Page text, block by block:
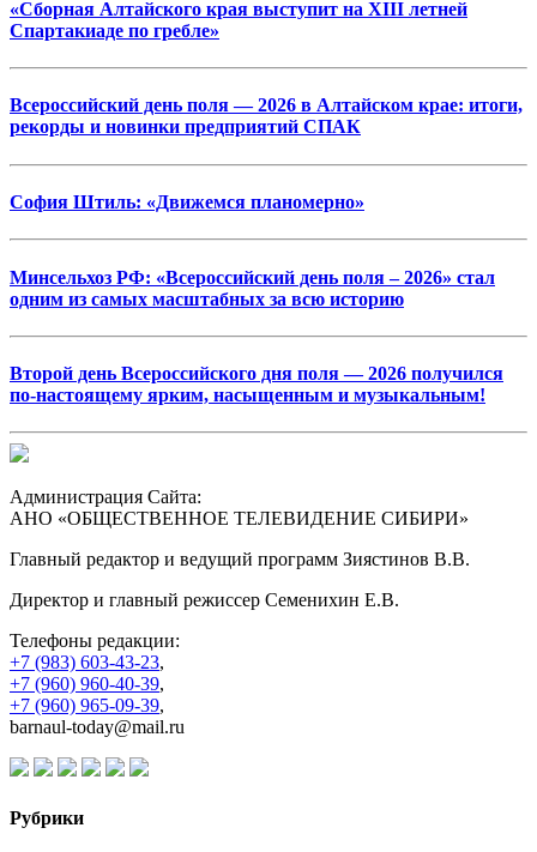
«Сборная Алтайского края выступит на XIII летней
Спартакиаде по гребле»
Всероссийский день поля — 2026 в Алтайском крае: итоги,
рекорды и новинки предприятий СПАК
София Штиль: «Движемся планомерно»
Минсельхоз РФ: «Всероссийский день поля – 2026» стал
одним из самых масштабных за всю историю
Второй день Всероссийского дня поля — 2026 получился
по‑настоящему ярким, насыщенным и музыкальным!
Администрация Сайта:
АНО «ОБЩЕСТВЕННОЕ ТЕЛЕВИДЕНИЕ СИБИРИ»
Главный редактор и ведущий программ Зиястинов В.В.
Директор и главный режиссер Семенихин Е.В.
Телефоны редакции:
+7 (983) 603-43-23,
+7 (960) 960-40-39,
+7 (960) 965-09-39,
barnaul-today@mail.ru
Рубрики